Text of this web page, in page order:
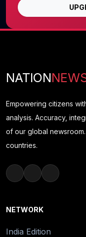
NATION
Empowering citizens
analysis. Accuracy,
of our global
countries.
NETWORK
India Edition